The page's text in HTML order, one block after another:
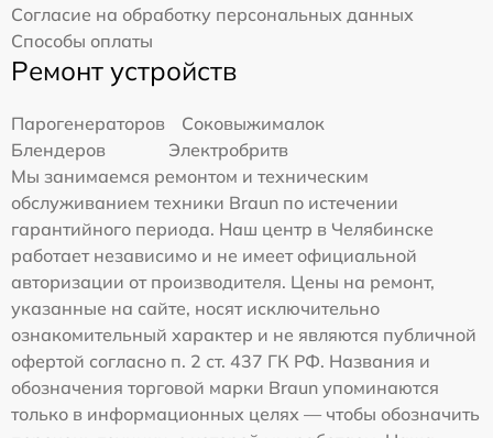
Согласие на обработку персональных данных
Способы оплаты
Ремонт устройств
Парогенераторов
Соковыжималок
Блендеров
Электробритв
Мы занимаемся ремонтом и техническим
обслуживанием техники Braun по истечении
гарантийного периода. Наш центр в Челябинске
работает независимо и не имеет официальной
авторизации от производителя. Цены на ремонт,
указанные на сайте, носят исключительно
ознакомительный характер и не являются публичной
офертой согласно п. 2 ст. 437 ГК РФ. Названия и
обозначения торговой марки Braun упоминаются
только в информационных целях — чтобы обозначить